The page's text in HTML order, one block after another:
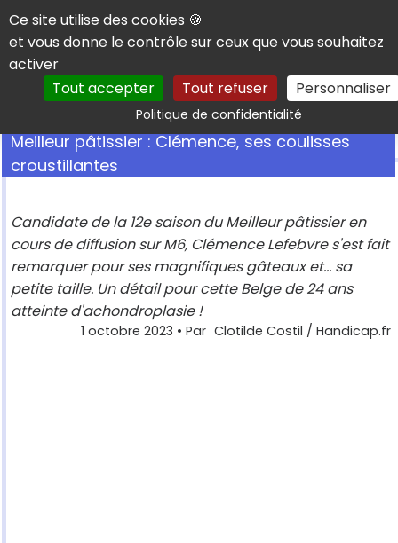
Panneau de gestion des cookies
Ce site utilise des cookies 🍪
et vous donne le contrôle sur ceux que vous souhaitez
activer
Tout accepter
Tout refuser Personnaliser
Politique de confidentialitéRechercher
Meilleur pâtissier : Clémence, ses coulisses
croustillantes
Candidate de la 12e saison du Meilleur pâtissier en
cours de diffusion sur M6, Clémence Lefebvre s'est fait
remarquer pour ses magnifiques gâteaux et... sa
petite taille. Un détail pour cette Belge de 24 ans
atteinte d'achondroplasie !
1 octobre 2023 • Par Clotilde Costil / Handicap.fr